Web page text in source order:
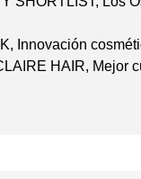
Innovación
HAIR, Mejor